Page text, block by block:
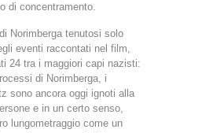
di concentramento.
Norimberga tenutosi solo
eventi raccontati nel film,
24 tra i maggiori capi nazisti:
di Norimberga, i
sono ancora oggi ignoti alla
e in un certo senso,
lungometraggio come un